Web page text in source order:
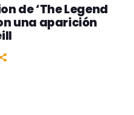
de ‘The Legend
una aparición